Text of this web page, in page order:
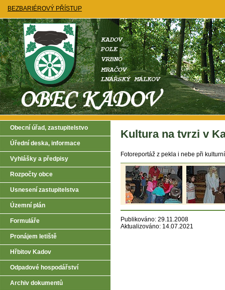
BEZBARIÉROVÝ PŘÍSTUP
Kultura na tvrzi v
Fotoreportáž z pekla i nebe při
Publikováno: 29.11.2008
Aktualizováno: 14.07.2021
Obecní úřad, zastupitelstvo
Úřední deska, informace
Vyhlášky a předpisy
Rozpočty obce
Usnesení zastupitelstva
Územní plán
Formuláře
Pronájem letiště
Hřbitov Kadov
Odpadové hospodářství
Archiv dokumentů